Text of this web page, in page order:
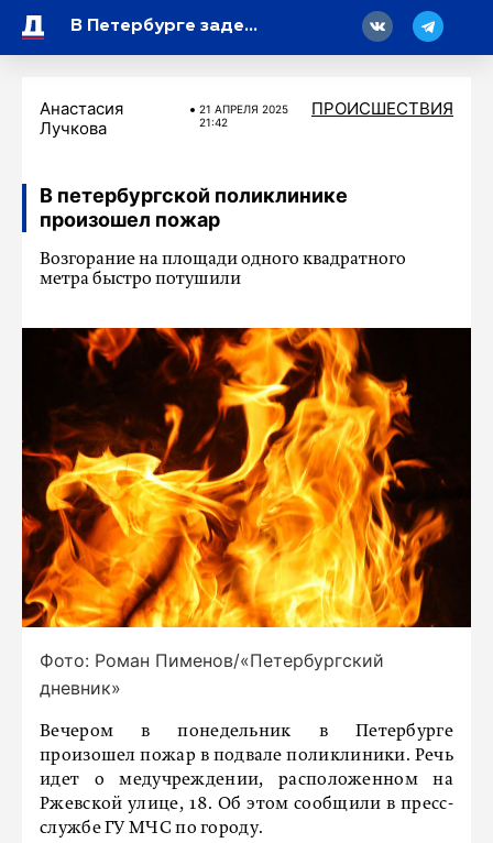
В Петербурге задержали дебоширку, разгромившую номер в отеле
Анастасия
Лучкова
21 АПРЕЛЯ 2025
21:42
ПРОИСШЕСТВИЯ
В петербургской поликлинике
произошел пожар
Возгорание на площади одного квадратного
метра быстро потушили
Фото: Роман Пименов/«Петербургский
дневник»
Вечером в понедельник в Петербурге
произошел пожар в подвале поликлиники. Речь
идет о медучреждении, расположенном на
Ржевской улице, 18. Об этом сообщили в пресс-
службе ГУ МЧС по городу.